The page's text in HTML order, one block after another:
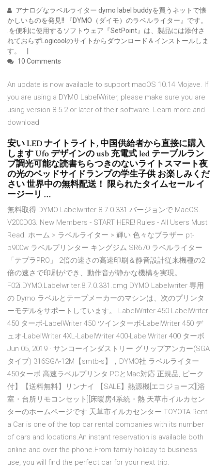
アナログなラベルライター dymo label buddyを買うネットで懐
かしいものを発見!! 『DYMO（ダイモ）のラベルライター』です。
.を便利に使用するソフトウェア『SetPoint』は、製品には添付さ
れておらずLogicoolのサイトからダウンロード＆インストールしま
す。
10 Comments
An update is now available to support macOS 10.14 Mojave. If
you are using a DYMO LabelWriter, please make sure you are
using version 8.5.2 or later of their software. Learn more and
download
安い LED ナイトライト, 中国供給者から直接に購入
します Ufo デザインの usb 充電式 led テーブルラン
プ調光可能な読書ちらつきのないライトスマート夜
の光のベッドサイドランプの学生子供 お楽しみくだ
さい 世界中の無料配送！ 限られたタイムセール イ
ージーリ …
無料取得 DYMO Labelwriter 8.7.0.331 バージョンで MacOS.
V200D03. New Members - START HERE! Rules - All Users Must
Read. ホーム > ラベルライター > 輝い 色々なブラザー pt-
p900w ラベルプリンター キングジム SR670 ラベルライター
「テプラPRO」 2倍の速さの高速印刷＆静音設計従来機種の2
倍の速さで印刷ができ、動作音が静かな機構を実現。
F02i.DYMO.Labelwriter.8.7.0.331.dmg DYMO Labelwriter 専用
の Dymo ラベルとテープメーカーのマシンは、次のプリンタ
ーモデルをサポートしています。-LabelWriter 450-LabelWriter
450 ターボ-LabelWriter 450 ツインターボ-LabelWriter 450 デ
ュオ-LabelWriter 4XL-LabelWriter 400-LabelWriter 400 ターボ
Jun 05, 2019 · サンコーインダストリー グリップアンカー(SGA
タイプ) 316SGA-12M【smtb-s】，DYMO社 ラベルライター
450ターボ 高速ラベルプリンタ PCとMac対応 正規品, ピーク
付】【送料無料】リンナイ 【SALE】熱源機[エコジョーズ][浴
室・台所リモコンセット][床暖房4系統・熱 天草市イルカセン
ターのホームページです 天草市イルカセンター TOYOTA Rent
a Car is one of the top car rental companies with its number
of cars and locations.An instant reservation is available both
online and over the phone.From family holiday to business
use, you will find the perfect car for your next trip.